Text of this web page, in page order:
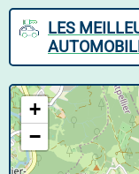
LES
+
−